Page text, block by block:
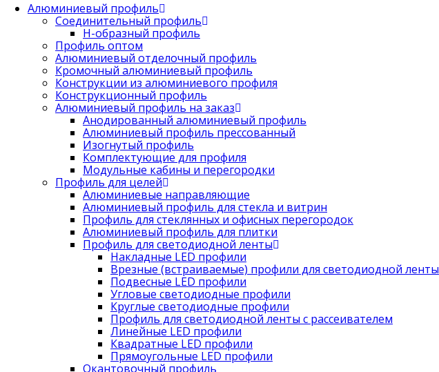
Алюминиевый профиль
Соединительный профиль
Н-образный профиль
Профиль оптом
Алюминиевый отделочный профиль
Кромочный алюминиевый профиль
Конструкции из алюминиевого профиля
Конструкционный профиль
Алюминиевый профиль на заказ
Анодированный алюминиевый профиль
Алюминиевый профиль прессованный
Изогнутый профиль
Комплектующие для профиля
Модульные кабины и перегородки
Профиль для целей
Алюминиевые направляющие
Алюминиевый профиль для стекла и витрин
Профиль для стеклянных и офисных перегородок
Алюминиевый профиль для плитки
Профиль для светодиодной ленты
Накладные LED профили
Врезные (встраиваемые) профили для светодиодной ленты
Подвесные LED профили
Угловые светодиодные профили
Круглые светодиодные профили
Профиль для светодиодной ленты с рассеивателем
Линейные LED профили
Квадратные LED профили
Прямоугольные LED профили
Окантовочный профиль